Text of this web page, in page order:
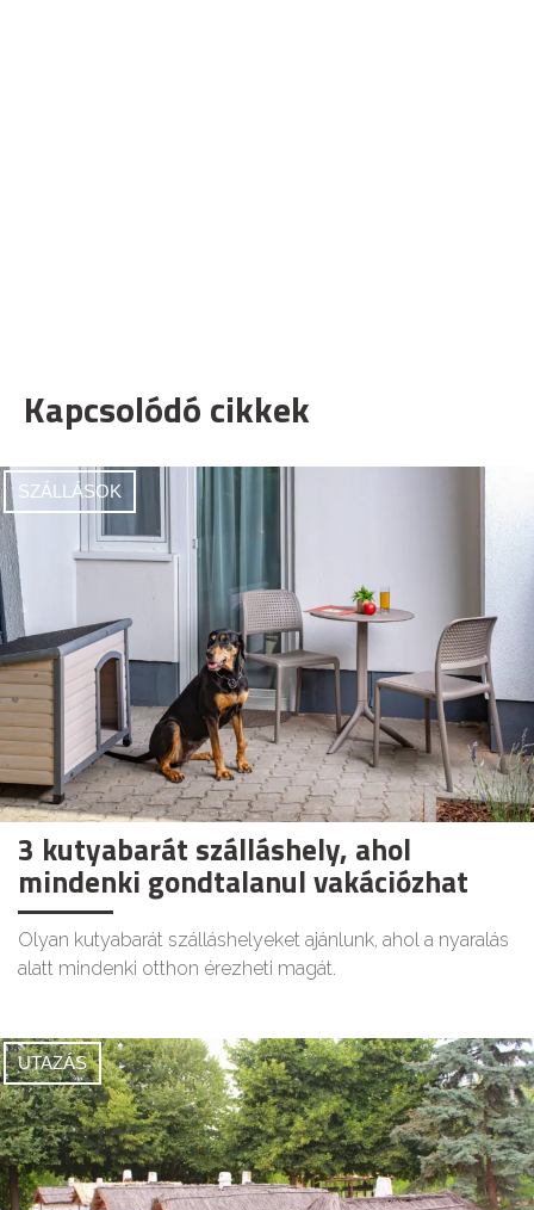
Kapcsolódó cikkek
SZÁLLÁSOK
3 kutyabarát szálláshely, ahol
mindenki gondtalanul vakációzhat
Olyan kutyabarát szálláshelyeket ajánlunk, ahol a nyaralás
alatt mindenki otthon érezheti magát.
UTAZÁS